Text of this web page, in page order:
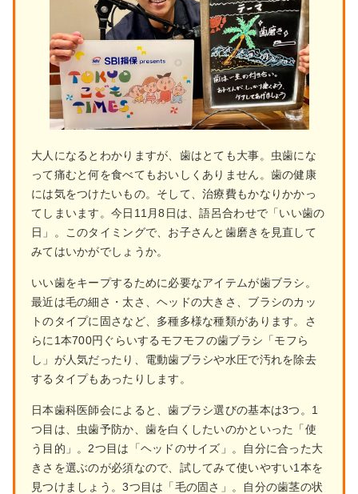
大人になるとわかりますが、歯はとても大事。虫歯にな
って痛むと何を食べてもおいしくありません。歯の健康
には気をつけたいもの。そして、治療費もかなりかかっ
てしまいます。今日11月8日は、語呂合わせで「いい歯の
日」。このタイミングで、お子さんと歯磨きを見直して
みてはいかがでしょうか。
いい歯をキープするために必要なアイテムが歯ブラシ。
最近は毛の細さ・太さ、ヘッドの大きさ、ブラシのカッ
トのタイプに固さなど、多種多様な種類があります。さ
らに1本700円ぐらいするモフモフの歯ブラシ「モフら
し」が人気だったり、電動歯ブラシや水圧で汚れを除去
するタイプもあったりします。
日本歯科医師会によると、歯ブラシ選びの基本は3つ。1
つ目は、虫歯予防か、歯を白くしたいのかといった「使
う目的」。2つ目は「ヘッドのサイズ」。自分に合った大
きさを選ぶのが必須なので、試してみて使いやすい1本を
見つけましょう。3つ目は「毛の固さ」。自分の歯茎の状